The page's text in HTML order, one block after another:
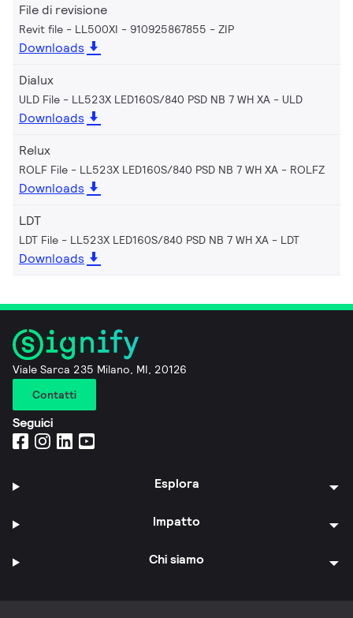
File di revisione
Revit file - LL500XI - 910925867855 ZIP
Downloads
Dialux
ULD File - LL523X LED160S/840 PSD NB 7 WH XA ULD
Downloads
Relux
ROLF File - LL523X LED160S/840 PSD NB 7 WH XA ROLFZ
Downloads
LDT
LDT File - LL523X LED160S/840 PSD NB 7 WH XA LDT
Downloads
Viale Sarca 235 Milano, MI, 20126
Contatti
Seguici
Esplora
Impatto
Chi siamo